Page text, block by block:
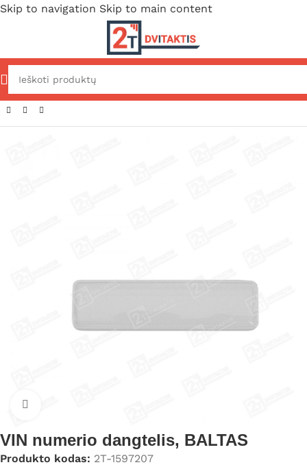
Skip to navigation Skip to main content
/Pavieniai plastikai/YAMAHA AEROX 1998-2020 plastikai
VIN numerio dangtelis, BALTAS
Produkto kodas: 2T-1597207